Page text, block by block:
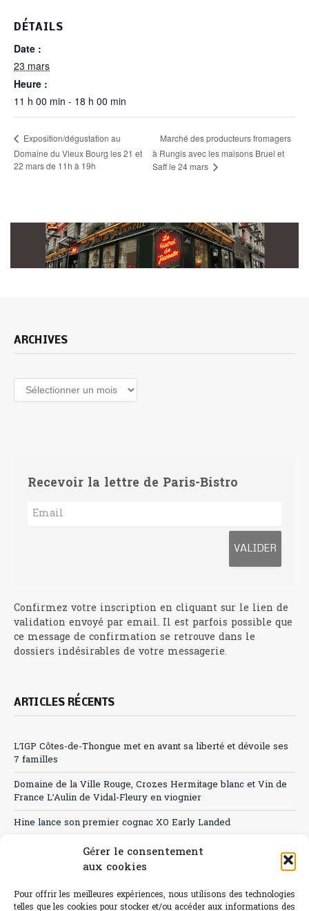
Gérer le consentement
aux cookies
Pour offrir les meilleures expériences, nous utilisons des technologies
telles que les cookies pour stocker et/ou accéder aux informations des
DÉTAILS
Date :
23 mars
Heure :
11 h 00 min - 18 h 00 min
Exposition/dégustation au
Domaine du Vieux Bourg les 21 et
22 mars de 11h à 19h
Marché des producteurs fromagers
à Rungis avec les maisons Bruel et
Saff le 24 mars
ARCHIVES
Archives
Recevoir la lettre de Paris-Bistro
Confirmez votre inscription en cliquant sur le lien de
validation envoyé par email. Il est parfois possible que
ce message de confirmation se retrouve dans le
dossiers indésirables de votre messagerie.
ARTICLES RÉCENTS
L’IGP Côtes-de-Thongue met en avant sa liberté et dévoile ses
7 familles
Domaine de la Ville Rouge, Crozes Hermitage blanc et Vin de
France L’Aulin de Vidal-Fleury en viognier
Hine lance son premier cognac XO Early Landed
Canicule : A quand le CHR à « l’heure espagnole » ?
Sélection de rosés 2026